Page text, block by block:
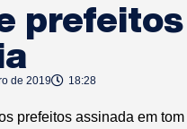
de 2019 18:28
prefeitos assinada em